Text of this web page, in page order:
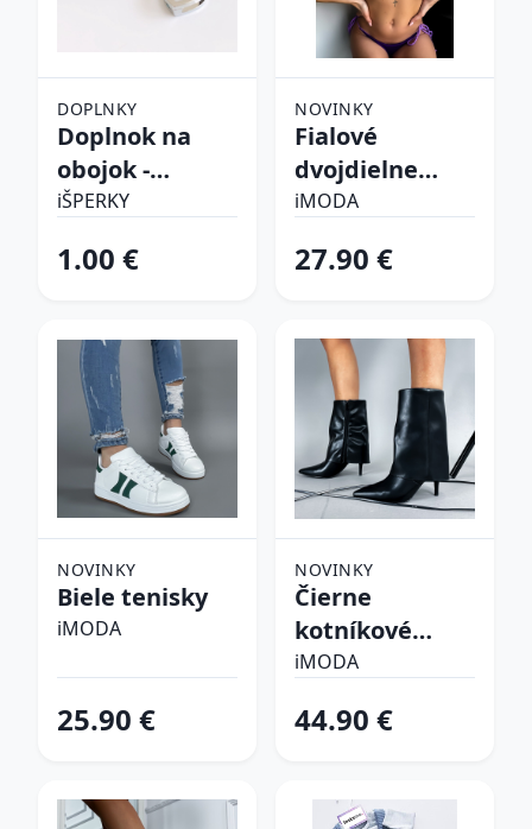
DOPLNKY
Doplnok na
obojok -
Srdiečko
iŠPERKY
1.00 €
NOVINKY
Fialové
dvojdielne
plavky
iMODA
27.90 €
NOVINKY
Biele tenisky
iMODA
25.90 €
NOVINKY
Čierne
kotníkové
čižmy
iMODA
44.90 €